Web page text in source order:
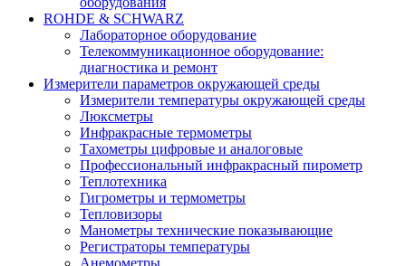
ROHDE & SCHWARZ
Лабораторное оборудование
Телекоммуникационное оборудование:
диагностика и ремонт
Измерители параметров окружающей среды
Измерители температуры окружающей среды
Люксметры
Инфракрасные термометры
Тахометры цифровые и аналоговые
Профессиональный инфракрасный пирометр
Теплотехника
Гигрометры и термометры
Тепловизоры
Манометры технические показывающие
Регистраторы температуры
Анемометры